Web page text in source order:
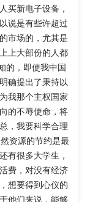
买新电子设备，
说是有些许超过
市场的，尤其是
上大部份的人都
的，即使我中国
确提出了秉持以
我那个主权国家
的不辱使命，将
，我要科学合理
资源的节约是最
有很多大学生，
费，对没有经济
想要得到心仪的
他们来说，能够